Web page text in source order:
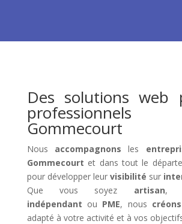
Des solutions web
Gommecourt
Nous accompagnons les
Gommecourt et dans tout le
pour développer leur visibilité sur
Que vous soyez artisan,
indépendant ou PME, nous
adapté à votre activité et à vos